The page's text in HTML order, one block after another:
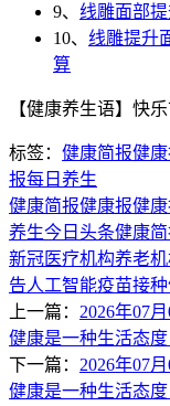
9、 线雕面部
10、 线雕提升
算
【健康养生语】快
标签： 健康简报健
报每日养生
健康简报健康报健康
养生今日头条健康
新冠医疗机构养老
告人工智能疫苗接种
上一篇： 2026年07
健康是一种生活态度
下一篇： 2026年07
健康是一种生活态度